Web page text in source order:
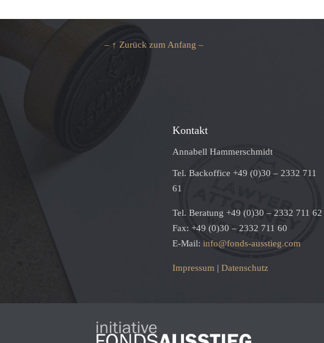
– ↑ Zurück zum Anfang –
Kontakt
Annabell Hammerschmidt
Tel. Backoffice +49 (0)30 – 2332 711
61
Tel. Beratung +49 (0)30 – 2332 711 62
Fax: +49 (0)30 – 2332 711 60
E-Mail: info@fonds-ausstieg.com
Impressum | Datenschutz